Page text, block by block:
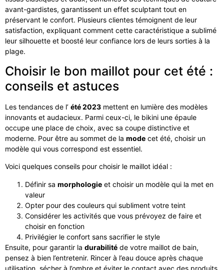
avant-gardistes, garantissent un effet sculptant tout en
préservant le confort. Plusieurs clientes témoignent de leur
satisfaction, expliquant comment cette caractéristique a sublimé
leur silhouette et boosté leur confiance lors de leurs sorties à la
plage.
Choisir le bon maillot pour cet été :
conseils et astuces
Les tendances de l’ été 2023 mettent en lumière des modèles
innovants et audacieux. Parmi ceux-ci, le bikini une épaule
occupe une place de choix, avec sa coupe distinctive et
moderne. Pour être au sommet de la mode cet été, choisir un
modèle qui vous correspond est essentiel.
Voici quelques conseils pour choisir le maillot idéal :
Définir sa morphologie et choisir un modèle qui la met en
valeur
Opter pour des couleurs qui subliment votre teint
Considérer les activités que vous prévoyez de faire et
choisir en fonction
Privilégier le confort sans sacrifier le style
Ensuite, pour garantir la durabilité de votre maillot de bain,
pensez à bien l’entretenir. Rincer à l’eau douce après chaque
utilisation, sécher à l’ombre et éviter le contact avec des produits